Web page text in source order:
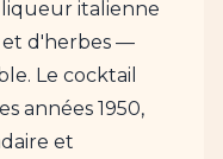
italienne
et d'herbes —
Le cocktail
années 1950,
et